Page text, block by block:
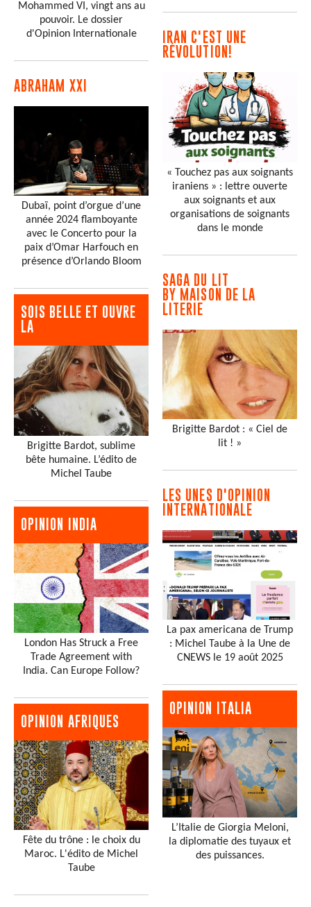
Mohammed VI, vingt ans au
pouvoir. Le dossier
d'Opinion Internationale
ABRAHAM XXI
Dubaï, point d’orgue d’une
année 2024 flamboyante
avec le Concerto pour la
paix d’Omar Harfouch en
présence d’Orlando Bloom
SOIS BELLE ET OUVRE
LA
Brigitte Bardot, sublime
bête humaine. L’édito de
Michel Taube
OPINION INDIA
London Has Struck a Free
Trade Agreement with
India. Can Europe Follow?
OPINION AFRIQUES
Fête du trône : le choix du
Maroc. L'édito de Michel
Taube
IRAN C'EST UNE
RÉVOLUTION!
« Touchez pas aux soignants
iraniens » : lettre ouverte
aux soignants et aux
organisations de soignants
dans le monde
SAGA DU LIT
BY MAISON DE LA
LITERIE
Brigitte Bardot : « Ciel de
lit ! »
LES UNES D'OPINION
INTERNATIONALE
La pax americana de Trump
: Michel Taube à la Une de
CNEWS le 19 août 2025
OPINION ITALIA
L’Italie de Giorgia Meloni,
la diplomatie des tuyaux et
des puissances.